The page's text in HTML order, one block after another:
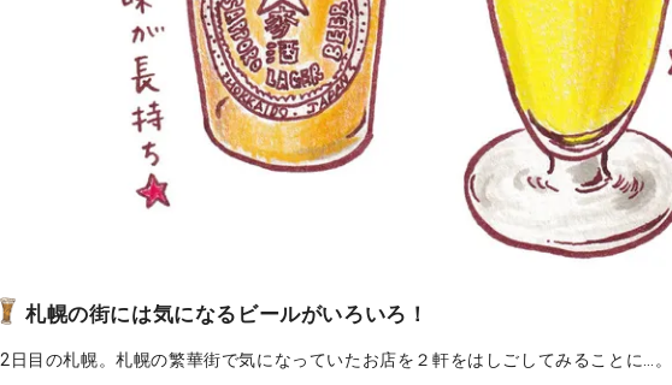
札幌の街には気になるビールがいろいろ！
2日目の札幌。札幌の繁華街で気になっていたお店を２軒をはしごしてみることに…。